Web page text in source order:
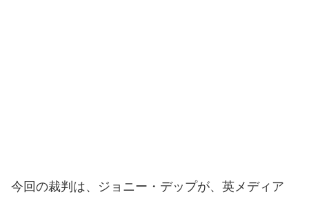
今回の裁判は、ジョニー・デップが、英メディア